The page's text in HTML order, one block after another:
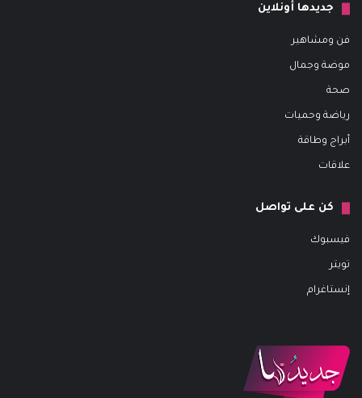
جديدها أونلاين
فن ومشاهير
موضة وجمال
صحة
رياضة وحميات
أبراج وطاقة
علاقات
كن على تواصل
فيسبوك
تويتر
إنستاغرام